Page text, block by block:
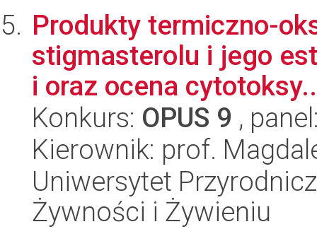
Produkty termiczno-
stigmasterolu i jego
i oraz ocena
Konkurs: OPUS 9 ,
Kierownik: prof.
Uniwersytet
Żywności i Żywieniu